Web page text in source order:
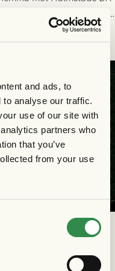
and ads, to
to analyse our traffic.
use of our site with
partners who
that you’ve
from your use
Fredrik Holmberg och
till matchen:
BK 26/7
inför ditt besök på